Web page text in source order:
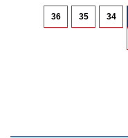
34
35
36